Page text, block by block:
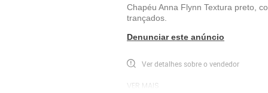
Chapéu Anna Flynn Textura preto,
trançados.
Denunciar este anúncio
Ver detalhes sobre o vendedor
VER MAIS